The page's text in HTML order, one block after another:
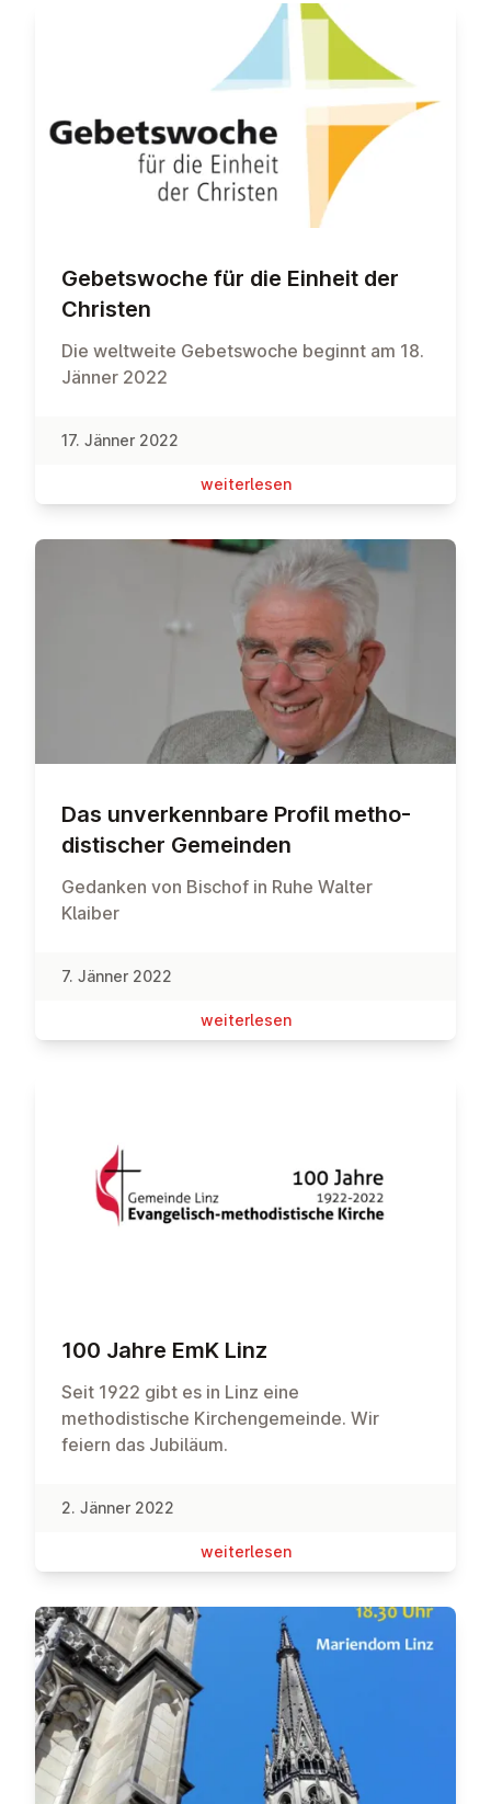
Ge­bets­wo­che für die Einheit der
Christen
Die weltweite Gebetswoche beginnt am 18.
Jänner 2022
17. Jänner 2022
wei­ter­le­sen
Das un­ver­kenn­ba­re Profil me­tho­
dis­ti­scher Gemeinden
Gedanken von Bischof in Ruhe Walter
Klaiber
7. Jänner 2022
wei­ter­le­sen
100 Jahre EmK Linz
Seit 1922 gibt es in Linz eine
methodistische Kirchengemeinde. Wir
feiern das Jubiläum.
2. Jänner 2022
wei­ter­le­sen